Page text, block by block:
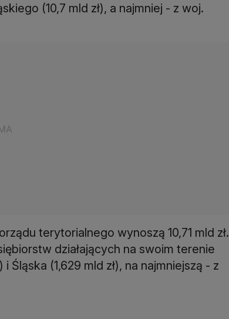
(10,7 mld zł), a najmniej - z woj.
terytorialnego wynoszą 10,71 mld zł.
działających na swoim terenie
Śląska (1,629 mld zł), na najmniejszą - z